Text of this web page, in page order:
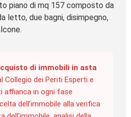
piano di mq 157 composto da
letto, due bagni, disimpegno,
di immobili in asta
Collegio dei Periti Esperti e
affianca in ogni fase
dell’immobile alla verifica